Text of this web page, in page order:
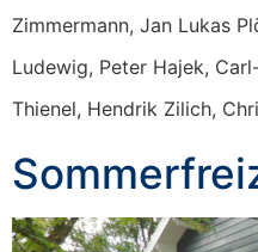
Zimmermann, Jan Lukas
Ludewig, Peter Hajek,
Thienel, Hendrik Zilich,